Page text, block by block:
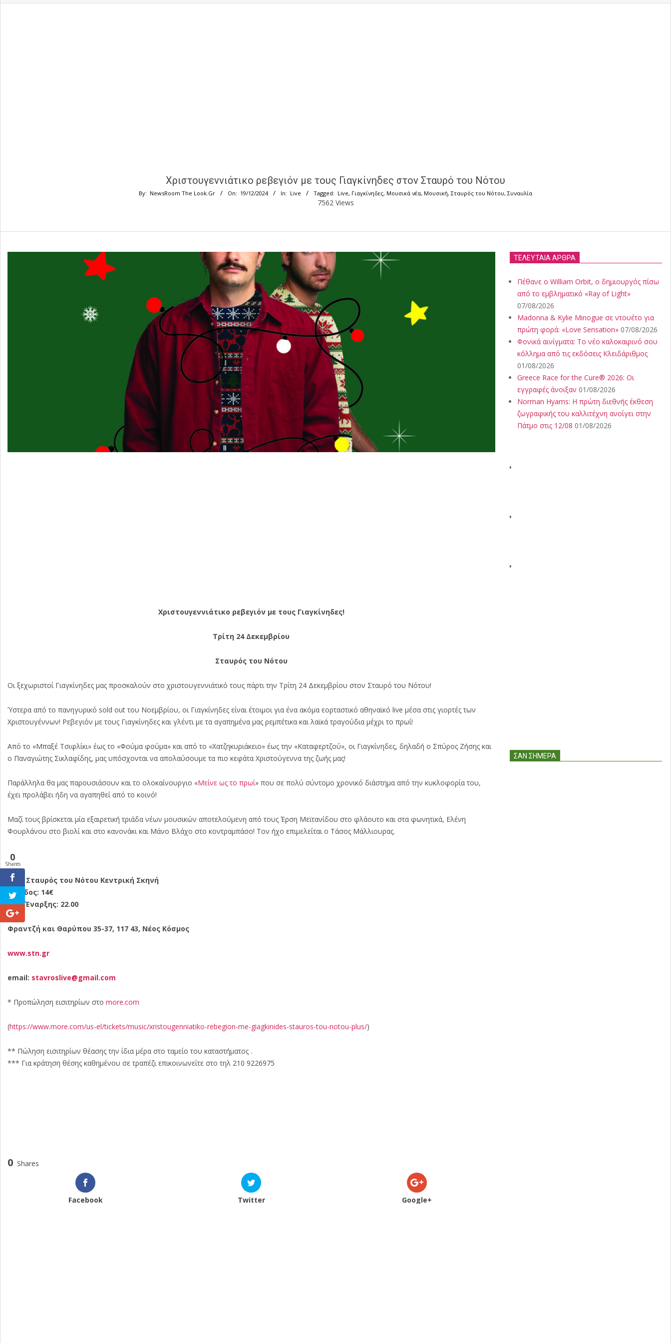
Χριστουγεννιάτικο ρεβεγιόν με τους Γιαγκίνηδες στον Σταυρό του Νότου
By: NewsRoom The Look.Gr On: 19/12/2024 In: Live Tagged: Live, Γιαγκίνηδες, Μουσικά νέα, Μουσική, Σταυρός του Νότου, Συναυλία
7562 Views
Χριστουγεννιάτικο ρεβεγιόν με τους Γιαγκίνηδες!
Τρίτη 24 Δεκεμβρίου
Σταυρός του Νότου
Οι ξεχωριστοί Γιαγκίνηδες μας προσκαλούν στο χριστουγεννιάτικό τους πάρτι την Τρίτη 24 Δεκεμβρίου στον Σταυρό του Νότου!
Ύστερα από το πανηγυρικό sold out του Νοεμβρίου, οι Γιαγκίνηδες είναι έτοιμοι για ένα ακόμα εορταστικό αθηναϊκό live μέσα στις γιορτές των
Χριστουγέννων! Ρεβεγιόν με τους Γιαγκίνηδες και γλέντι με τα αγαπημένα μας ρεμπέτικα και λαϊκά τραγούδια μέχρι το πρωί!
Από το «Μπαξέ Τσιφλίκι» έως το «Φούμα φούμα» και από το «Χατζηκυριάκειο» έως την «Καταφερτζού», οι Γιαγκίνηδες, δηλαδή ο Σπύρος Ζήσης και
ο Παναγιώτης Σικλαφίδης, μας υπόσχονται να απολαύσουμε τα πιο κεφάτα Χριστούγεννα της ζωής μας!
Παράλληλα θα μας παρουσιάσουν και το ολοκαίνουργιο «Μείνε ως το πρωί» που σε πολύ σύντομο χρονικό διάστημα από την κυκλοφορία του,
έχει προλάβει ήδη να αγαπηθεί από το κοινό!
Μαζί τους βρίσκεται μία εξαιρετική τριάδα νέων μουσικών αποτελούμενη από τους Έρση Μεϊτανίδου στο φλάουτο και στα φωνητικά, Ελένη
Φουρλάνου στο βιολί και στο κανονάκι και Μάνο Βλάχο στο κοντραμπάσο! Τον ήχο επιμελείται ο Τάσος Μάλλιουρας.
Info
: Σταυρός του Νότου Κεντρική Σκηνή
Είσοδος: 14€
Ώρα Έναρξης: 22.00
Φραντζή και Θαρύπου 35-37, 117 43, Νέος Κόσμος
www.stn.gr
email: stavroslive@gmail.com
* Προπώληση εισιτηρίων στο more.com
(https://www.more.com/us-el/tickets/music/xristougenniatiko-rebegion-me-giagkinides-stauros-tou-notou-plus/)
** Πώληση εισιτηρίων θέασης την ίδια μέρα στο ταμείο του καταστήματος .
*** Για κράτηση θέσης καθημένου σε τραπέζι επικοινωνείτε στο τηλ 210 9226975
0 Shares
Facebook Twitter Google+
ΤΕΛΕΥΤΑΙΑ ΑΡΘΡΑ
Πέθανε ο William Orbit, ο δημιουργός πίσω
από το εμβληματικό «Ray of Light»
07/08/2026
Madonna & Kylie Minogue σε ντουέτο για
πρώτη φορά: «Love Sensation» 07/08/2026
Φονικά αινίγματα: Το νέο καλοκαιρινό σου
κόλλημα από τις εκδόσεις Κλειδάριθμος
01/08/2026
Greece Race for the Cure® 2026: Οι
εγγραφές άνοιξαν 01/08/2026
Norman Hyams: Η πρώτη διεθνής έκθεση
ζωγραφικής του καλλιτέχνη ανοίγει στην
Πάτμο στις 12/08 01/08/2026
ΣΑΝ ΣΉΜΕΡΑ
0
Shares